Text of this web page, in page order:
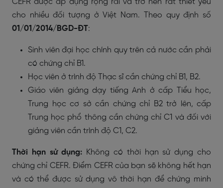
CEFR được áp dụng rộng rãi và trở nên rất thiết yếu
cho nhiều đối tượng ở Việt Nam. Theo quy định số
01/01/2014/BGD-ĐT:
Sinh viên đại học chính quy trên cả nước cần phải
có chứng chỉ B1.
Học viên ở trình độ Thạc sĩ cần chứng chỉ B1, B2.
Giáo viên giảng dạy tiếng Anh ở cấp Tiểu học,
Trung học cơ sở cần chứng chỉ B2 trở lên, cấp
Trung học phổ thông cần chứng chỉ C1 và đối với
giảng viên cần trình độ C1, C2.
Thời hạn sử dụng: Không có thời hạn sử dụng cho
chứng chỉ CEFR. Điểm CEFR của bạn sẽ không hết hạn
và có thể được sử dụng vô thời hạn để chứng minh